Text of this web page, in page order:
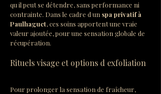
qu il peut se détendre, sans performance ni
contrainte. Dans le cadre d un spa privatif à
Paulhaguet, ces soins apportent une vraie
valeur ajoutée, pour une sensation globale de
récupération.
Rituels visage et options d exfoliation
Pour prolonger la sensation de fraîcheur,